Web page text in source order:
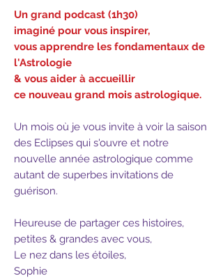
Un grand podcast (1h30)
imaginé pour vous inspirer,
vous apprendre les fondamentaux de
l'Astrologie
& vous aider à accueillir
ce nouveau grand mois astrologique.
Un mois où je vous invite à voir la saison
des Eclipses qui s'ouvre et notre
nouvelle année astrologique comme
autant de superbes invitations de
guérison.
Heureuse de partager ces histoires,
petites & grandes avec vous,
Le nez dans les étoiles,
Sophie